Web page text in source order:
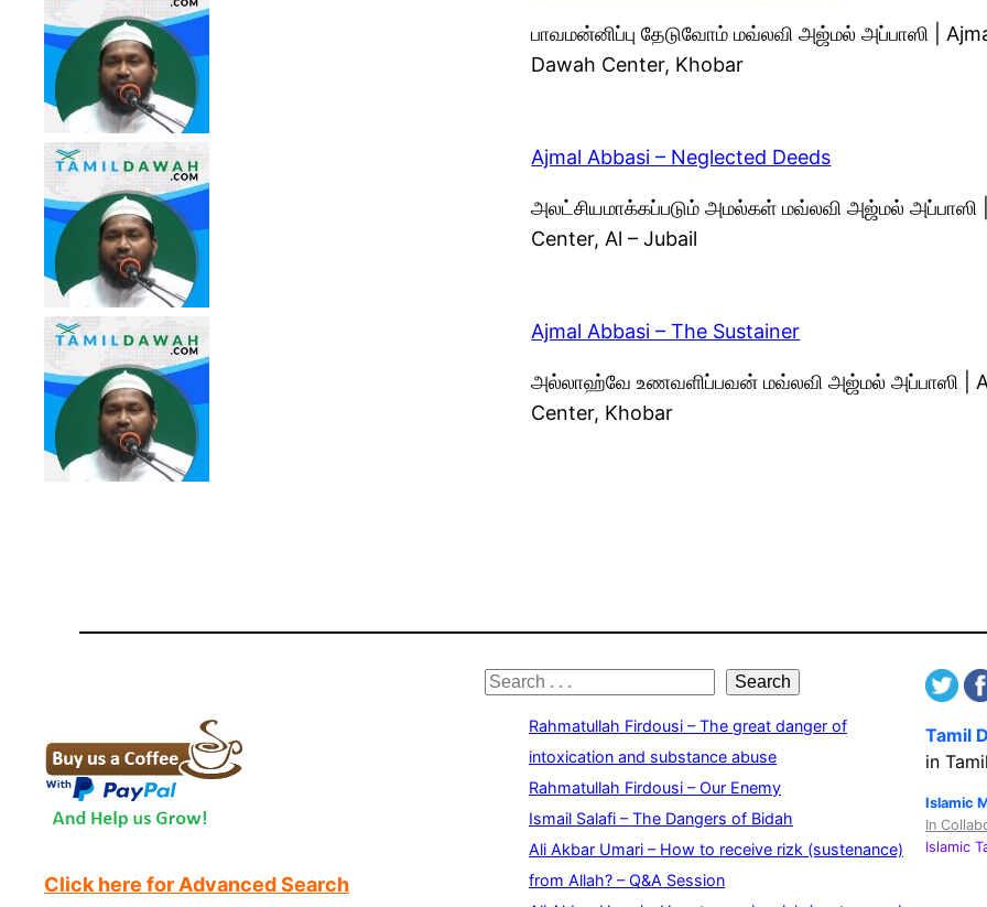
பாவமன்னிப்பு தேடுவோம் மவ்லவி அஜ்மல் அப்பாஸி |
Dawah Center, Khobar
Ajmal Abbasi – Neglected Deeds
அலட்சியமாக்கப்படும் அமல்கள் மவ்லவி அஜ்மல் அப்பாஸி
Center, Al – Jubail
Ajmal Abbasi – The Sustainer
அல்லாஹ்வே உணவளிப்பவன் மவ்லவி அஜ்மல் அப்பாஸி |
Center, Khobar
Click here for Advanced Search
S
Search
Rahmatullah Firdousi – The great danger of
intoxication and substance abuse
Rahmatullah Firdousi – Our Enemy
Ismail Salafi – The Dangers of Bidah
Ali Akbar Umari – How to receive rizk (sustenance)
from Allah? – Q&A Session
Tamil
in Tamil
Islamic
In
Islamic